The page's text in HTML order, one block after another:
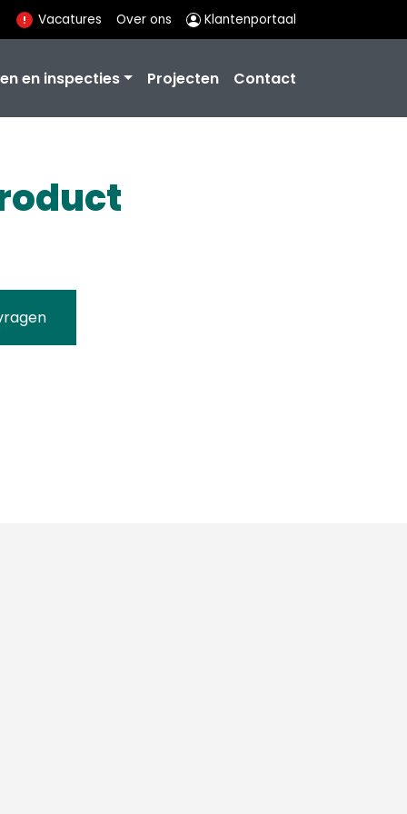
Vacatures Over ons Klantenportaal
en inspecties Projecten Contact